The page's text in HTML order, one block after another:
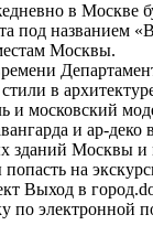
в Москве
под названием
Москвы.
в
и московский
и ар-
зданий Москвы и
на
Выход в
по электронной